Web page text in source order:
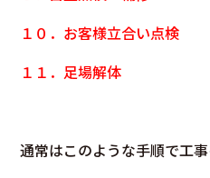
１０．お客様立合い点検
１１．足場解体
通常はこのような手順で工事